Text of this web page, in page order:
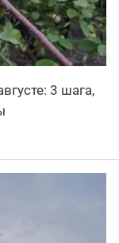
3 шага,